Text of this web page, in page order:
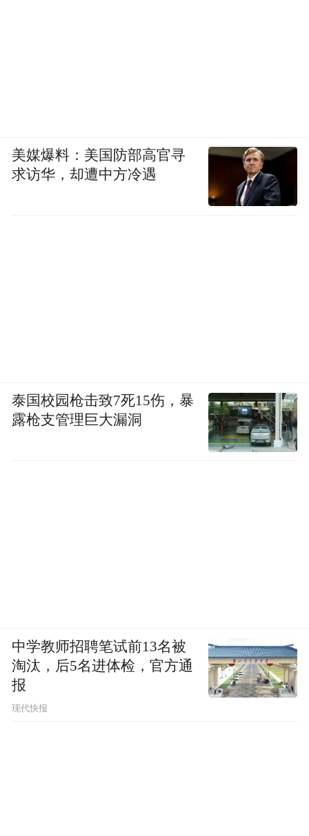
美媒爆料：美国防部高官寻
求访华，却遭中方冷遇
泰国校园枪击致7死15伤，暴
露枪支管理巨大漏洞
中学教师招聘笔试前13名被
淘汰，后5名进体检，官方通
报
现代快报